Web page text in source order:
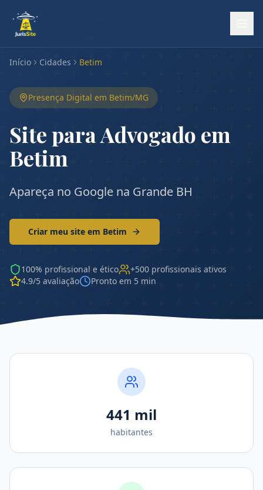
Início Cidades Betim
Presença Digital em Betim/MG
Site para Advogado em
Betim
Apareça no Google na Grande BH
Criar meu site em Betim
100% profissional e ético
+500 profissionais ativos
4.9/5 avaliação
Pronto em 5 min
441 mil
habitantes